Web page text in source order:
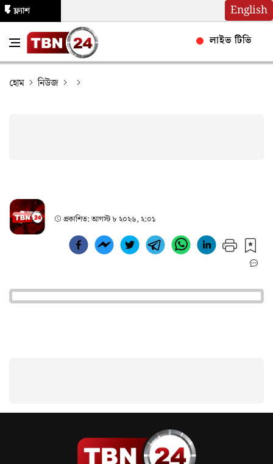
English
ফ্ল্যাশ
লাইভ টিভি
হোম নিউজ
প্রকাশিত:আগস্ট ৮ ২০২৬, ২:০১